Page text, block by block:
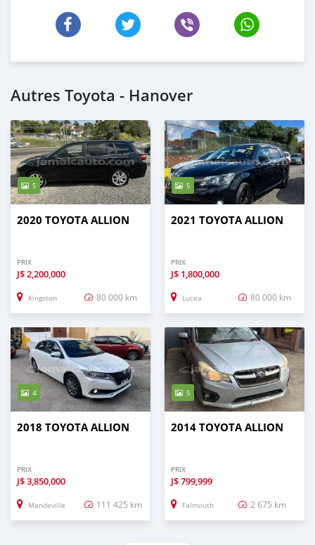
Autres Toyota - Hanover
5
2020 TOYOTA ALLION
PRIX
J$2,200,000
Kingston 80 000 km
5
2021 TOYOTA ALLION
PRIX
J$ 1,800,000
Lucea 80 000 km
4
2018 TOYOTA ALLION
PRIX
J$3,850,000
Mandeville 111 425 km
5
2014 TOYOTA ALLION
PRIX
J$799,999
Falmouth 2 675 km